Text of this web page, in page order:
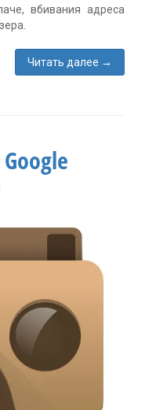
вбивания адреса
Читать далее →